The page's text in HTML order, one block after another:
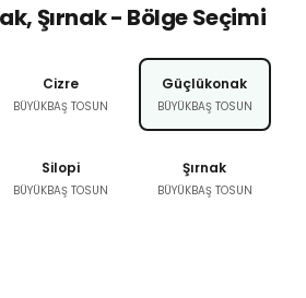
Şırnak - Bölge Seçimi
Cizre
BÜYÜKBAŞ TOSUN
Güçlükonak
BÜYÜKBAŞ TOSUN
Silopi
BÜYÜKBAŞ TOSUN
Şırnak
BÜYÜKBAŞ TOSUN